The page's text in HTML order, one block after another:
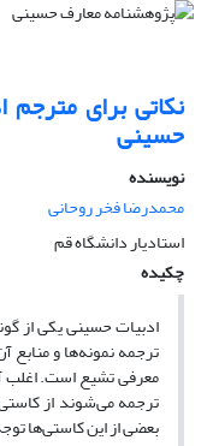
نکاتی برای مترجم
حسینی
نویسنده
محمدرضا فخر روحانی
استادیار دانشگاه قم
چکیده
ادبیات حسینی یکی از
ترجمه نمونه‌ها و منابع
معرفی تشیع است. اغلب
ترجمه می‌شوند از
بعضی از این کاستی‌ها